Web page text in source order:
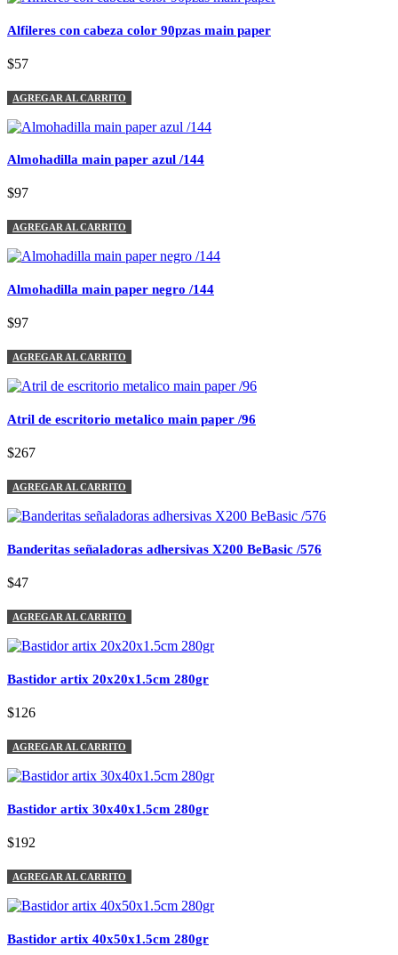
Alfileres con cabeza color 90pzas main paper
$57
AGREGAR AL CARRITO
Almohadilla main paper azul /144
$97
AGREGAR AL CARRITO
Almohadilla main paper negro /144
$97
AGREGAR AL CARRITO
Atril de escritorio metalico main paper /96
$267
AGREGAR AL CARRITO
Banderitas señaladoras adhersivas X200 BeBasic /576
$47
AGREGAR AL CARRITO
Bastidor artix 20x20x1.5cm 280gr
$126
AGREGAR AL CARRITO
Bastidor artix 30x40x1.5cm 280gr
$192
AGREGAR AL CARRITO
Bastidor artix 40x50x1.5cm 280gr